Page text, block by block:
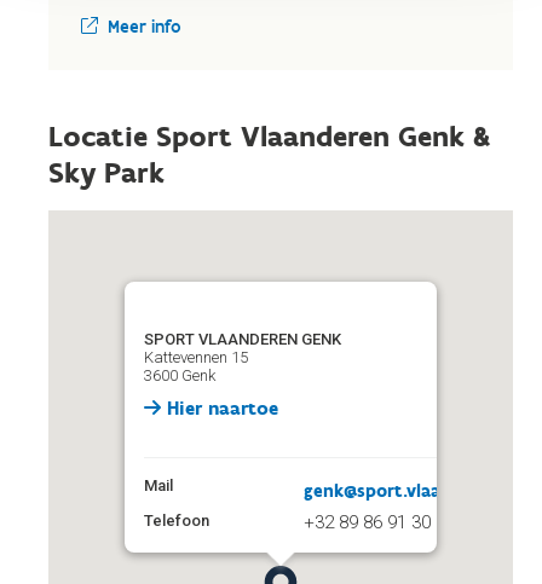
Meer info
Locatie Sport Vlaanderen Genk &
Sky Park
SPORT VLAANDEREN GENK
Kattevennen 15
3600 Genk
Hier naartoe
Mail genk@sport.vlaanderen
Telefoon +32 89 86 91 30